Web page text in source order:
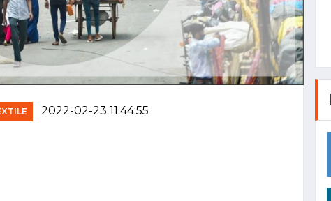
2022-02-23 11:44:55